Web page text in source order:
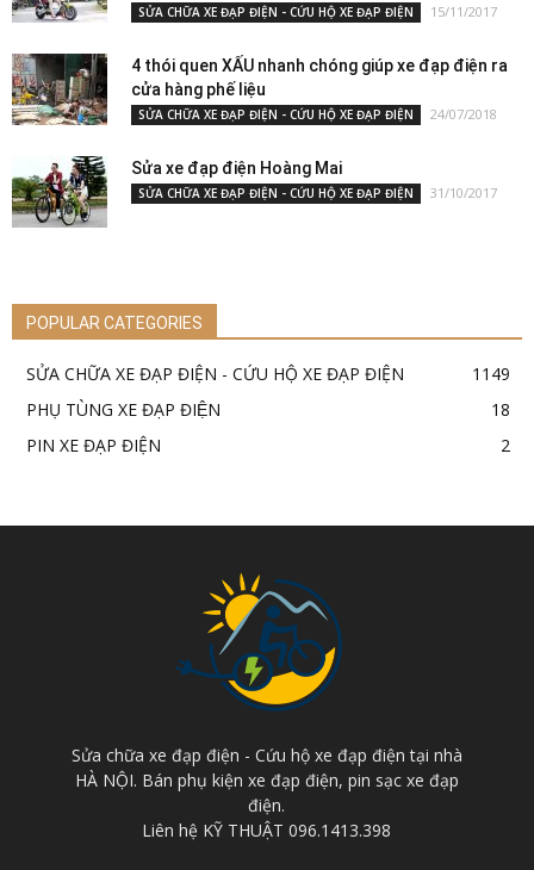
SỬA CHỮA XE ĐẠP ĐIỆN - CỨU HỘ XE ĐẠP ĐIỆN 15/11/2017
4 thói quen XẤU nhanh chóng giúp xe đạp điện ra
cửa hàng phế liệu
SỬA CHỮA XE ĐẠP ĐIỆN - CỨU HỘ XE ĐẠP ĐIỆN 24/07/2018
Sửa xe đạp điện Hoàng Mai
SỬA CHỮA XE ĐẠP ĐIỆN - CỨU HỘ XE ĐẠP ĐIỆN 31/10/2017
POPULAR CATEGORIES
SỬA CHỮA XE ĐẠP ĐIỆN - CỨU HỘ XE ĐẠP ĐIỆN
1149
PHỤ TÙNG XE ĐẠP ĐIỆN
18
PIN XE ĐẠP ĐIỆN
2
Sửa chữa xe đạp điện - Cứu hộ xe đạp điện tại nhà
HÀ NỘI. Bán phụ kiện xe đạp điện, pin sạc xe đạp
điện.
Liên hệ KỸ THUẬT 096.1413.398